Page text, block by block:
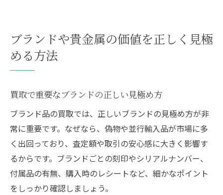
ブランドや貴金属の価値を正しく見極
める方法
買取で重要なブランドの正しい見極め方
ブランド品の買取では、正しいブランドの見極め方が非
常に重要です。なぜなら、偽物や並行輸入品が市場に多
く出回っており、査定額や取引の安心感に大きく影響す
るからです。ブランドごとの刻印やシリアルナンバー、
付属品の有無、購入時のレシートなど、細かなポイント
をしっかり確認しましょう。